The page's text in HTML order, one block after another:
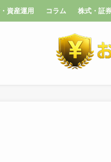
資産運用 コラム 株式・証